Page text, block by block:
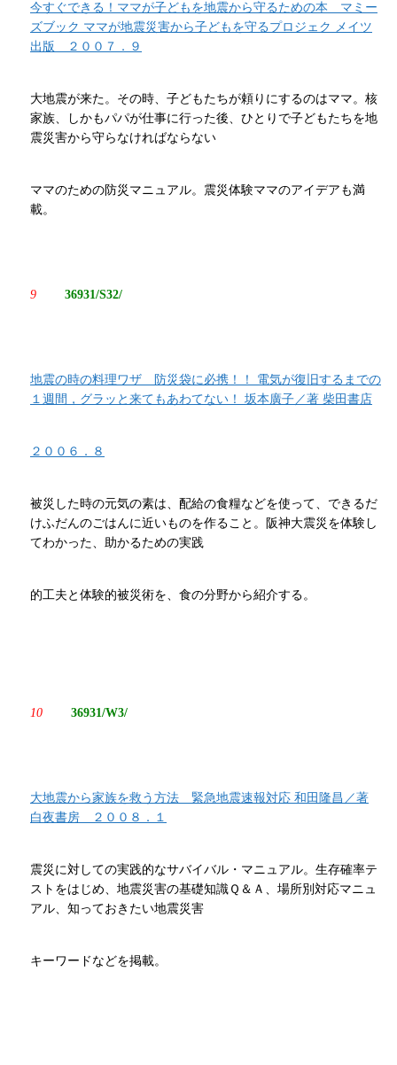
今すぐできる！ママが子どもを地震から守るための本 マミー
ズブック ママが地震災害から子どもを守るプロジェク メイツ
出版 ２００７．９
大地震が来た。その時、子どもたちが頼りにするのはママ。核
家族、しかもパパが仕事に行った後、ひとりで子どもたちを地
震災害から守らなければならない
ママのための防災マニュアル。震災体験ママのアイデアも満
載。
9 36931/S32/
地震の時の料理ワザ 防災袋に必携！！ 電気が復旧するまでの
１週間，グラッと来てもあわてない！ 坂本廣子／著 柴田書店
２００６．８
被災した時の元気の素は、配給の食糧などを使って、できるだ
けふだんのごはんに近いものを作ること。阪神大震災を体験し
てわかった、助かるための実践
的工夫と体験的被災術を、食の分野から紹介する。
10 36931/W3/
大地震から家族を救う方法 緊急地震速報対応 和田隆昌／著
白夜書房 ２００８．１
震災に対しての実践的なサバイバル・マニュアル。生存確率テ
ストをはじめ、地震災害の基礎知識Ｑ＆Ａ、場所別対応マニュ
アル、知っておきたい地震災害
キーワードなどを掲載。